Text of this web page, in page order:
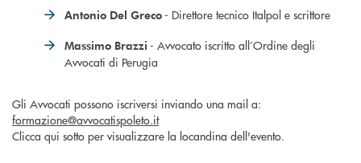
Antonio Del Greco- Direttore tecnico Italpol e scrittore
Massimo Brazzi - Avvocato iscritto all’Ordine degli
Avvocati di Perugia
Gli Avvocati possono iscriversi inviando una mail a:
formazione@avvocatispoleto.it
Clicca qui sotto per visualizzare la locandina dell'evento.